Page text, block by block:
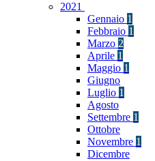
2021
Gennaio 1
Febbraio 1
Marzo 2
Aprile 1
Maggio 1
Giugno
Luglio 1
Agosto
Settembre 1
Ottobre
Novembre 1
Dicembre